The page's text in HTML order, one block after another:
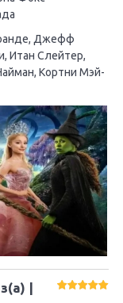
Джефф
Итан Слейтер,
Кортни Мэй-
|